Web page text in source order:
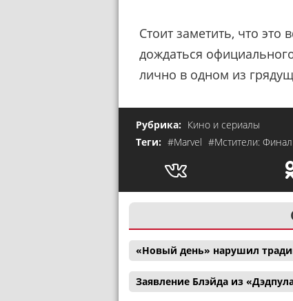
Стоит заметить, что это
дождаться
лично в одном из
Рубрика: Кино и сериалы
Теги: #Marvel #Мстители: Финал
«Новый день» нарушил
Заявление Блэйда из